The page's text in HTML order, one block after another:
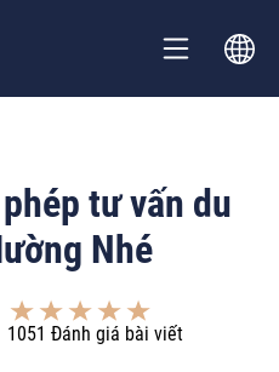
tư vấn du
Nhé
1051 Đánh giá bài viết